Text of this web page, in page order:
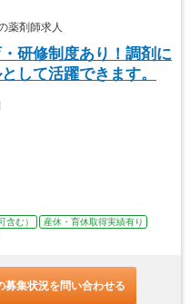
薬剤師求人
研修制度あり！調剤に
して活躍できます。
含む）
産休・育休取得実績有り
募集状況を問い合わせる